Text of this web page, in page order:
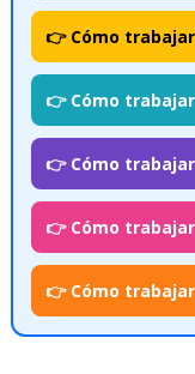
👉 Cómo
👉 Cómo
👉 Cómo
👉 Cómo
👉 Cómo